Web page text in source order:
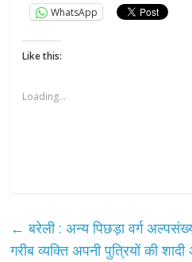
WhatsApp
Like this:
Loading...
← बरेली : अन्य पिछड़ा वर्ग
गरीब व्यक्ति अपनी पुत्रियों की